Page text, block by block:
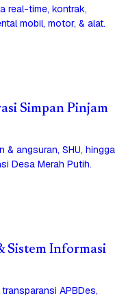
real-time, kontrak,
mobil, motor, & alat.
Simpan Pinjam
& angsuran, SHU, hingga
Desa Merah Putih.
Sistem Informasi
APBDes,